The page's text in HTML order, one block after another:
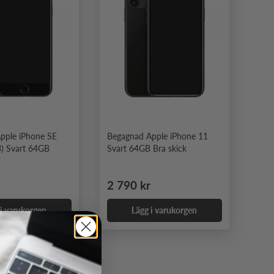
iPhone SE
Svart 64GB
pris
varukorgen
Begagnad Apple iPhone 11
Svart 64GB Bra skick
Ordinarie pris
2 790 kr
Lägg i varukorgen